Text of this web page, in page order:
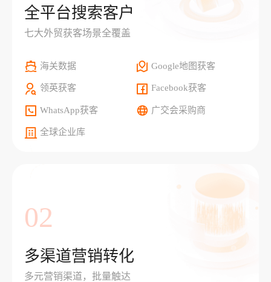
全平台搜索客户
七大外贸获客场景全覆盖
海关数据 Google地图获客
领英获客 Facebook获客
WhatsApp获客 广交会采购商
全球企业库
02
多渠道营销转化
多元营销渠道，批量触达